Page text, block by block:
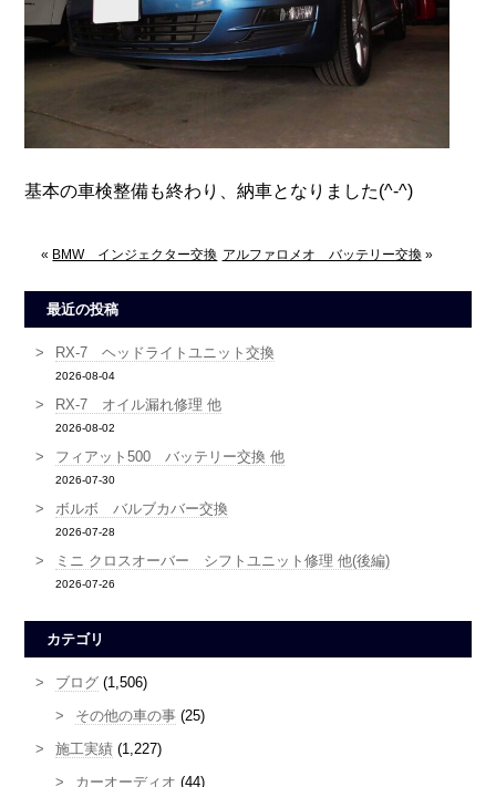
基本の車検整備も終わり、納車となりました(^-^)
« BMW インジェクター交換 アルファロメオ バッテリー交換»
最近の投稿
RX-7 ヘッドライトユニット交換
2026-08-04
RX-7 オイル漏れ修理 他
2026-08-02
フィアット500 バッテリー交換 他
2026-07-30
ボルボ バルブカバー交換
2026-07-28
ミニ クロスオーバー シフトユニット修理 他(後編)
2026-07-26
カテゴリ
ブログ (1,506)
その他の車の事 (25)
施工実績 (1,227)
カーオーディオ (44)